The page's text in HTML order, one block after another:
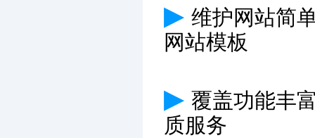
▶ 维护网站简
网站模板
▶ 覆盖功能丰
质服务